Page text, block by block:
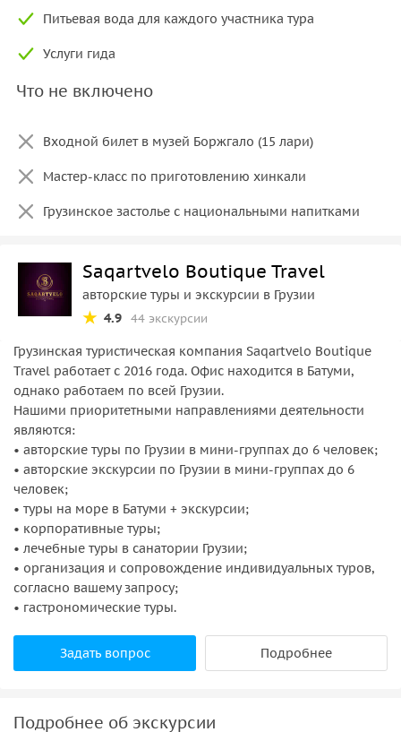
Питьевая вода для каждого участника тура
Услуги гида
Что не включено
Входной билет в музей Боржгало (15 лари)
Мастер-класс по приготовлению хинкали
Грузинское застолье с национальными напитками
Saqartvelo Boutique Travel
авторские туры и экскурсии в Грузии
4.9 44 экскурсии
Грузинская туристическая компания Saqartvelo Boutique
Travel работает с 2016 года. Офис находится в Батуми,
однако работаем по всей Грузии.
Нашими приоритетными направлениями деятельности
являются:
• авторские туры по Грузии в мини-группах до 6 человек;
• авторские экскурсии по Грузии в мини-группах до 6
человек;
• туры на море в Батуми + экскурсии;
• корпоративные туры;
• лечебные туры в санатории Грузии;
• организация и сопровождение индивидуальных туров,
согласно вашему запросу;
• гастрономические туры.
Задать вопрос Подробнее
Подробнее об экскурсии